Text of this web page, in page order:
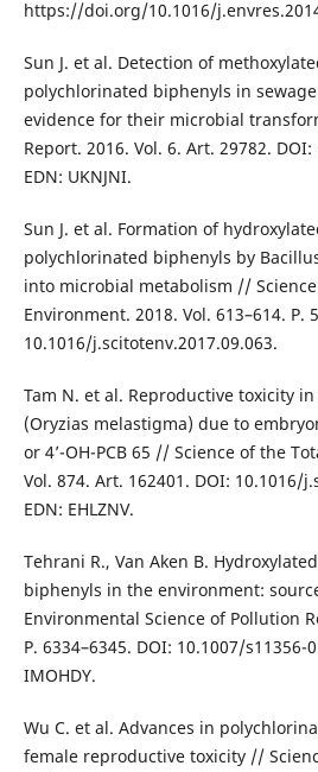
https://doi.org/10.1016/
Sun J. et al. Detection of
polychlorinated biphenyls in
evidence for their microbial
Report. 2016. Vol. 6. Art. 29782.
EDN: UKNJNI.
Sun J. et al. Formation of
polychlorinated biphenyls by
into microbial metabolism //
Environment. 2018. Vol. 613–614. P.
10.1016/j.scitotenv.2017.09.063.
Tam N. et al. Reproductive toxicity
(Oryzias melastigma) due to
or 4’-OH-PCB 65 // Science of the
Vol. 874. Art. 162401. DOI: 10.1016/
EDN: EHLZNV.
Tehrani R., Van Aken B.
biphenyls in the environment:
Environmental Science of Pollution
P. 6334–6345. DOI: 10.1007/s11356-
IMOHDY.
Wu C. et al. Advances in
female reproductive toxicity //